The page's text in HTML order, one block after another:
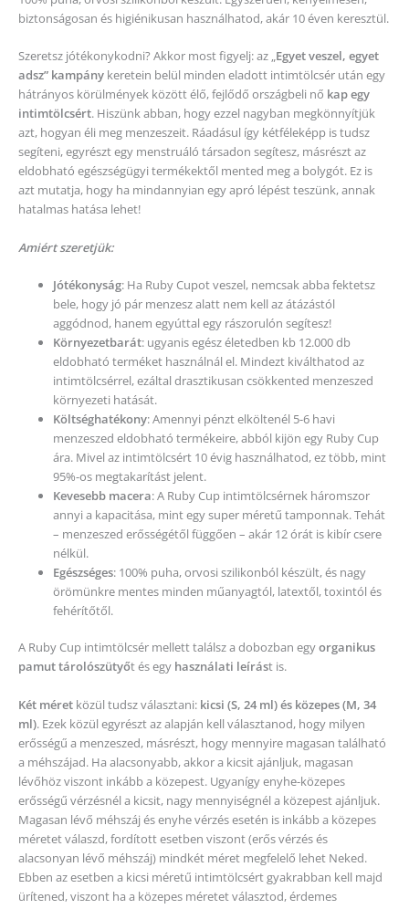
biztonságosan és higiénikusan használhatod, akár 10 éven keresztül.
Szeretsz jótékonykodni? Akkor most figyelj: az „Egyet veszel, egyet
adsz” kampány keretein belül minden eladott intimtölcsér után egy
hátrányos körülmények között élő, fejlődő országbeli nő kap egy
intimtölcsért. Hiszünk abban, hogy ezzel nagyban megkönnyítjük
azt, hogyan éli meg menzeszeit. Ráadásul így kétféleképp is tudsz
segíteni, egyrészt egy menstruáló társadon segítesz, másrészt az
eldobható egészségügyi termékektől mented meg a bolygót. Ez is
azt mutatja, hogy ha mindannyian egy apró lépést teszünk, annak
hatalmas hatása lehet!
Amiért szeretjük:
Jótékonyság: Ha Ruby Cupot veszel, nemcsak abba fektetsz
bele, hogy jó pár menzesz alatt nem kell az átázástól
aggódnod, hanem egyúttal egy rászorulón segítesz!
Környezetbarát: ugyanis egész életedben kb 12.000 db
eldobható terméket használnál el. Mindezt kiválthatod az
intimtölcsérrel, ezáltal drasztikusan csökkented menzeszed
környezeti hatását.
Költséghatékony: Amennyi pénzt elköltenél 5-6 havi
menzeszed eldobható termékeire, abból kijön egy Ruby Cup
ára. Mivel az intimtölcsért 10 évig használhatod, ez több, mint
95%-os megtakarítást jelent.
Kevesebb macera: A Ruby Cup intimtölcsérnek háromszor
annyi a kapacitása, mint egy super méretű tamponnak. Tehát
– menzeszed erősségétől függően – akár 12 órát is kibír csere
nélkül.
Egészséges: 100% puha, orvosi szilikonból készült, és nagy
örömünkre mentes minden műanyagtól, latextől, toxintól és
fehérítőtől.
A Ruby Cup intimtölcsér mellett találsz a dobozban egyorganikus
pamut tárolószütyőt és egy használati leírást is.
Két méret közül tudsz választani: kicsi (S, 24 ml) és közepes (M, 34
ml). Ezek közül egyrészt az alapján kell választanod, hogy milyen
erősségű a menzeszed, másrészt, hogy mennyire magasan található
a méhszájad. Ha alacsonyabb, akkor a kicsit ajánljuk, magasan
lévőhöz viszont inkább a közepest. Ugyanígy enyhe-közepes
erősségű vérzésnél a kicsit, nagy mennyiségnél a közepest ajánljuk.
Magasan lévő méhszáj és enyhe vérzés esetén is inkább a közepes
méretet válaszd, fordított esetben viszont (erős vérzés és
alacsonyan lévő méhszáj) mindkét méret megfelelő lehet Neked.
Ebben az esetben a kicsi méretű intimtölcsért gyakrabban kell majd
ürítened, viszont ha a közepes méretet választod, érdemes